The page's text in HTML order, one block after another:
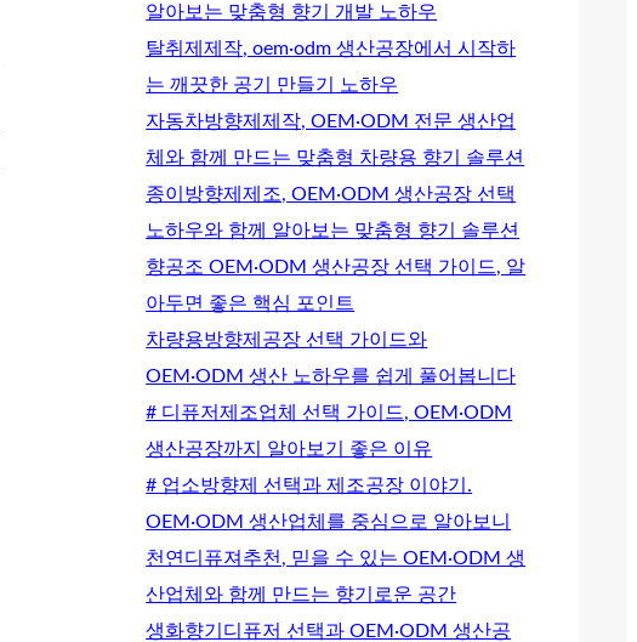
알아보는 맞춤형 향기 개발 노하우
탈취제제작, oem·odm 생산공장에서 시작하
는 깨끗한 공기 만들기 노하우
자동차방향제제작, OEM·ODM 전문 생산업
체와 함께 만드는 맞춤형 차량용 향기 솔루션
종이방향제제조, OEM·ODM 생산공장 선택
노하우와 함께 알아보는 맞춤형 향기 솔루션
향공조 OEM·ODM 생산공장 선택 가이드, 알
아두면 좋은 핵심 포인트
차량용방향제공장 선택 가이드와
OEM·ODM 생산 노하우를 쉽게 풀어봅니다
# 디퓨저제조업체 선택 가이드, OEM·ODM
생산공장까지 알아보기 좋은 이유
# 업소방향제 선택과 제조공장 이야기.
OEM·ODM 생산업체를 중심으로 알아보니
천연디퓨져추천, 믿을 수 있는 OEM·ODM 생
산업체와 함께 만드는 향기로운 공간
생화향기디퓨저 선택과 OEM·ODM 생산공